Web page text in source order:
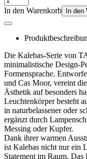
In den Warenkorb In den
Die Kalebas-Serie von
minimalistische Design-
Formensprache.
und Cas Moor, vereint
Ästhetik auf besonders
Leuchtenkörper besteht
in naturbelassener oder
ergänzt durch
Messing oder Kupfer.
Dank ihrer warmen
ist Kalebas nicht nur ein
Statement im Raum.